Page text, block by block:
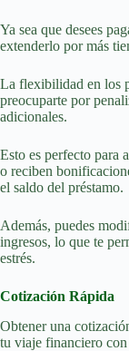
Ya sea que desees
extenderlo por más
La flexibilidad en los
preocuparte por
adicionales.
Esto es perfecto para
o reciben
el saldo del préstamo.
Además, puedes
ingresos, lo que te
estrés.
Cotización Rápida
Obtener una
tu viaje financiero con